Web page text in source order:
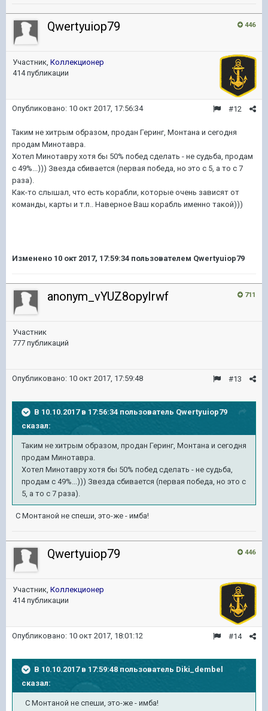
446
Qwertyuiop79
Участник, Коллекционер
414 публикации
#12
Опубликовано: 10 окт 2017, 17:56:34
Таким не хитрым образом, продан Геринг, Монтана и сегодня
продам Минотавра.
Хотел Минотавру хотя бы 50% побед сделать - не судьба, продам
с 49%...))) Звезда сбивается (первая победа, но это с 5, а то с 7
раза).
Как-то слышал, что есть корабли, которые очень зависят от
команды, карты и т.п.. Наверное Ваш корабль именно такой)))
Изменено 10 окт 2017, 17:59:34 пользователем Qwertyuiop79
711
anonym_vYUZ8opyIrwf
Участник
777 публикаций
#13
Опубликовано: 10 окт 2017, 17:59:48
В 10.10.2017 в 17:56:34 пользователь Qwertyuiop79
сказал:
Таким не хитрым образом, продан Геринг, Монтана и сегодня
продам Минотавра.
Хотел Минотавру хотя бы 50% побед сделать - не судьба,
продам с 49%...))) Звезда сбивается (первая победа, но это с
5, а то с 7 раза).
С Монтаной не спеши, это-же - имба!
446
Qwertyuiop79
Участник, Коллекционер
414 публикации
#14
Опубликовано: 10 окт 2017, 18:01:12
В 10.10.2017 в 17:59:48 пользователь Diki_dembel
сказал:
С Монтаной не спеши, это-же - имба!